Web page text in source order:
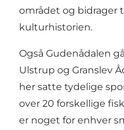
området og bidrager
kulturhistorien.
Også Gudenådalen
Ulstrup og Granslev
her satte tydelige
over 20 forskellige
er noget for enhver